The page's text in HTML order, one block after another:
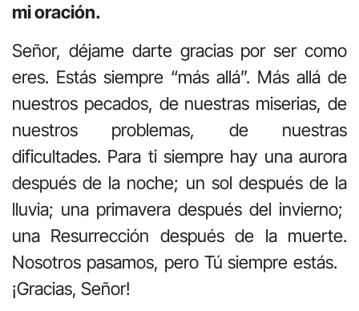
mi oración.
Señor, déjame darte gracias por ser como
eres. Estás siempre “más allá”. Más allá de
nuestros pecados, de nuestras miserias, de
nuestros problemas, de nuestras
dificultades. Para ti siempre hay una aurora
después de la noche; un sol después de la
lluvia; una primavera después del invierno;
una Resurrección después de la muerte.
Nosotros pasamos, pero Tú siempre estás.
¡Gracias, Señor!